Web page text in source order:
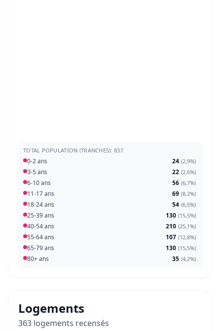
TOTAL POPULATION (TRANCHES): 837
0-2 ans 24 (2,9%)
3-5 ans 22 (2,6%)
6-10 ans 56 (6,7%)
11-17 ans 69 (8,2%)
18-24 ans 54 (6,5%)
25-39 ans 130 (15,5%)
40-54 ans 210 (25,1%)
55-64 ans 107 (12,8%)
65-79 ans 130 (15,5%)
80+ ans 35 (4,2%)
Logements
363 logements recensés